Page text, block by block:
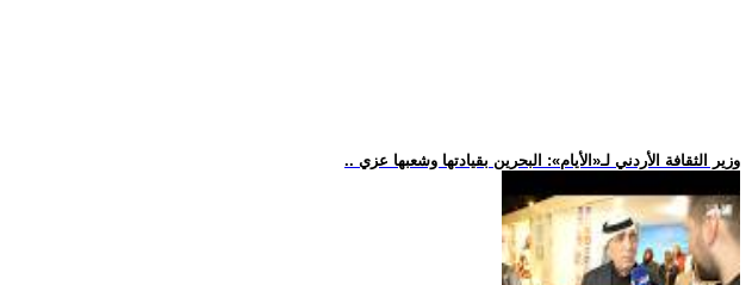
.. وزير الثقافة الأردني لـ«الأيام»: البحرين بقيادتها وشعبها عزي